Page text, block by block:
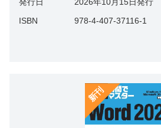
発行日
2026年10月15日発行
ISBN
978-4-407-37116-1
新刊